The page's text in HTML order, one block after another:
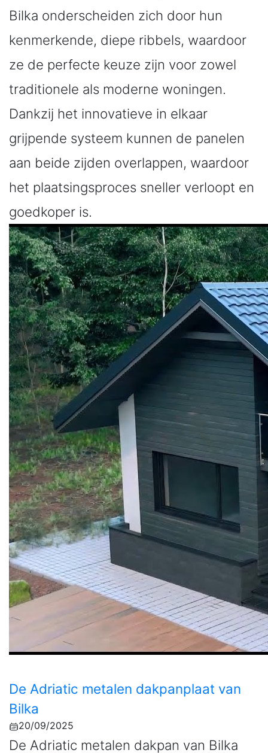
Bilka onderscheiden zich door hun
kenmerkende, diepe ribbels, waardoor
ze de perfecte keuze zijn voor zowel
traditionele als moderne woningen.
Dankzij het innovatieve in elkaar
grijpende systeem kunnen de panelen
aan beide zijden overlappen, waardoor
het plaatsingsproces sneller verloopt en
goedkoper is.
De Adriatic metalen dakpanplaat van
Bilka
20/09/2025
De Adriatic metalen dakpan van Bilka